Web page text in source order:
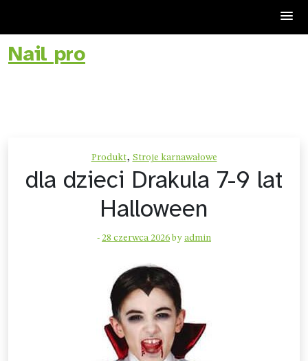
Skip
toNail pro
Produkt, Stroje karnawałowe
dla dzieci Drakula 7-9 lat
Halloween
- 28 czerwca 2026 by admin